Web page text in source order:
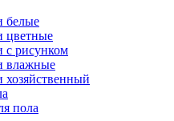
белые
цветные
с рисунком
влажные
хозяйственный
пола